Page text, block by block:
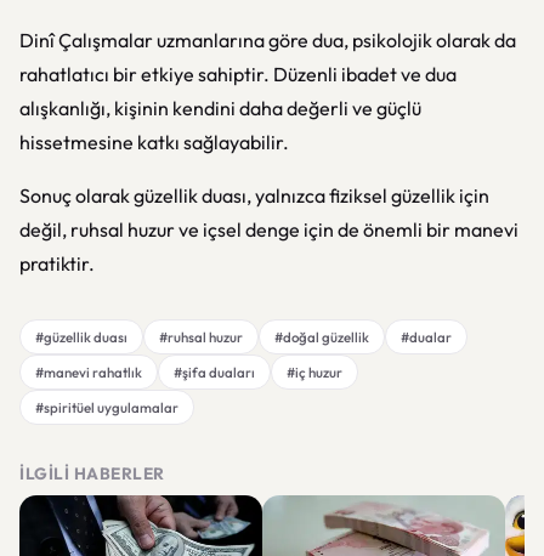
Dinî Çalışmalaruzmanlarına göre dua, psikolojik olarak da
rahatlatıcı bir etkiye sahiptir. Düzenli ibadet ve dua
alışkanlığı, kişinin kendini daha değerli ve güçlü
hissetmesine katkı sağlayabilir.
Sonuç olarak güzellik duası, yalnızca fiziksel güzellik için
değil, ruhsal huzur ve içsel denge için de önemli bir manevi
pratiktir.
#güzellik duası #ruhsal huzur #doğal güzellik
#dualar
#manevi rahatlık
#şifa duaları
#iç huzur
#spiritüel uygulamalar
İLGILI HABERLER